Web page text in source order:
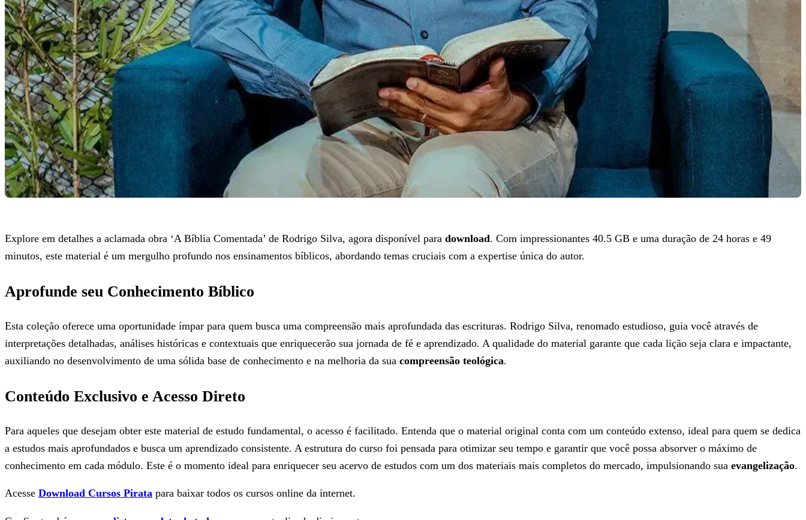
Explore em detalhes a aclamada obra ‘A Bíblia Comentada’ de Rodrigo Silva, agora disponível para download. Com impressionantes 40.5 GB e uma duração de 24 horas e 49
minutos, este material é um mergulho profundo nos ensinamentos bíblicos, abordando temas cruciais com a expertise única do autor.
Aprofunde seu Conhecimento Bíblico
Esta coleção oferece uma oportunidade ímpar para quem busca uma compreensão mais aprofundada das escrituras. Rodrigo Silva, renomado estudioso, guia você através de
interpretações detalhadas, análises históricas e contextuais que enriquecerão sua jornada de fé e aprendizado. A qualidade do material garante que cada lição seja clara e impactante,
auxiliando no desenvolvimento de uma sólida base de conhecimento e na melhoria da sua compreensão teológica.
Conteúdo Exclusivo e Acesso Direto
Para aqueles que desejam obter este material de estudo fundamental, o acesso é facilitado. Entenda que o material original conta com um conteúdo extenso, ideal para quem se dedica
a estudos mais aprofundados e busca um aprendizado consistente. A estrutura do curso foi pensada para otimizar seu tempo e garantir que você possa absorver o máximo de
conhecimento em cada módulo. Este é o momento ideal para enriquecer seu acervo de estudos com um dos materiais mais completos do mercado, impulsionando sua evangelização.
Acesse Download Cursos Pirata para baixar todos os cursos online da internet.